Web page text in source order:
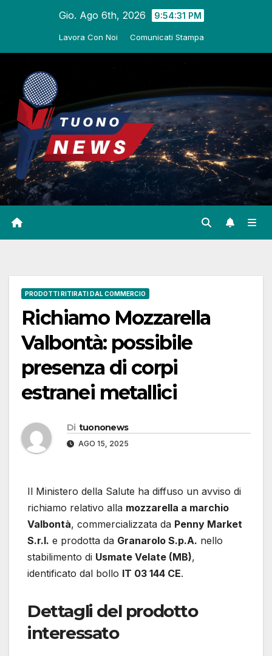
Gio. Ago 6th, 2026 9:54:32 PM
Lavora Con Noi Comunicati Stampa
PRODOTTI RITIRATI DAL COMMERCIO
Richiamo Mozzarella
Valbontà: possibile
presenza di corpi
estranei metallici
Di tuononews
AGO 15, 2025
Il Ministero della Salute ha diffuso un avviso di
richiamo relativo alla mozzarella a marchio
Valbontà, commercializzata da Penny Market
S.r.l. e prodotta da Granarolo S.p.A. nello
stabilimento di Usmate Velate (MB),
identificato dal bollo IT 03 144 CE.
Dettagli del prodotto
interessato